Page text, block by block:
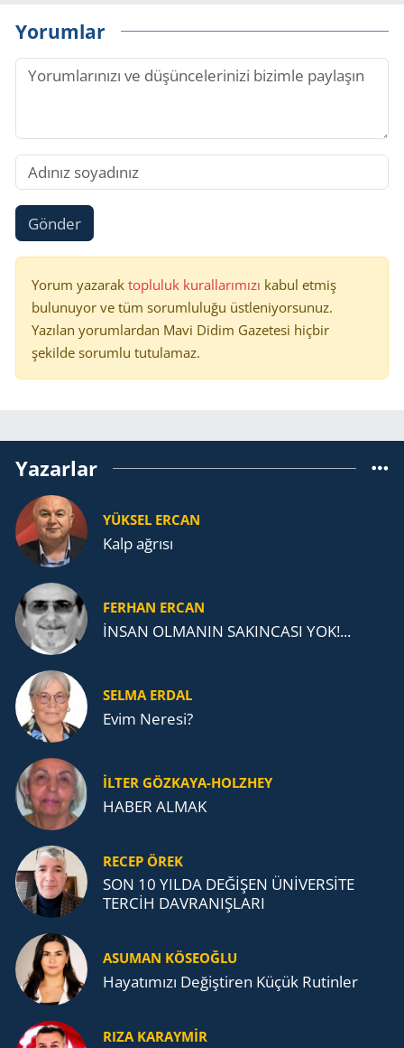
Yorumlar
Gönder
Yorum yazarak topluluk kurallarımızı kabul etmiş
bulunuyor ve tüm sorumluluğu üstleniyorsunuz.
Yazılan yorumlardan Mavi Didim Gazetesi hiçbir
şekilde sorumlu tutulamaz.
Yazarlar
YÜKSEL ERCAN
Kalp ağrısı
FERHAN ERCAN
İNSAN OLMANIN SAKINCASI YOK!...
SELMA ERDAL
Evim Neresi?
İLTER GÖZKAYA-HOLZHEY
HABER ALMAK
RECEP ÖREK
SON 10 YILDA DEĞİŞEN ÜNİVERSİTE
TERCİH DAVRANIŞLARI
ASUMAN KÖSEOĞLU
Ha­ya­tı­mı­zı De­ğiş­ti­ren Küçük Ru­tin­ler
RIZA KARAYMIR